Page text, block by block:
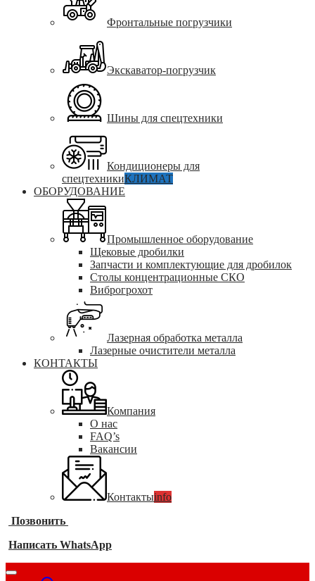
Фронтальные погрузчики
Экскаватор-погрузчик
Шины для спецтехники
Кондиционеры для
спецтехникиКЛИМАТ
ОБОРУДОВАНИЕ
Промышленное оборудование
Щековые дробилки
Запчасти и комплектующие для дробилок
Столы концентрационные СКО
Виброгрохот
Лазерная обработка металла
Лазерные очистители металла
КОНТАКТЫ
Компания
О нас
FAQ’s
Вакансии
Контактыinfo
Позвонить
Написать WhatsApp